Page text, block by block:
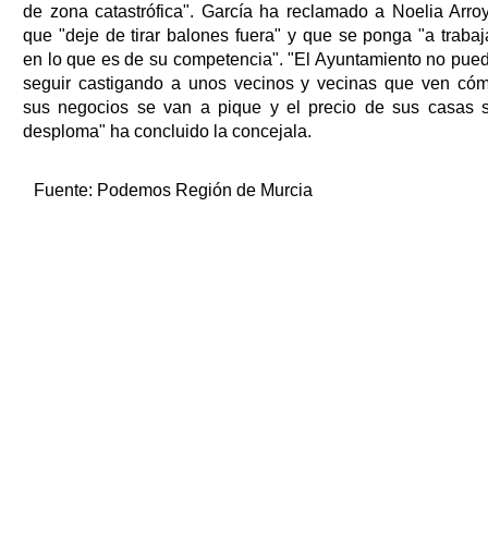
de zona catastrófica". García ha reclamado a Noelia
que "deje de tirar balones fuera" y que se ponga "a
en lo que es de su competencia". "El Ayuntamiento no
seguir castigando a unos vecinos y vecinas que ven
sus negocios se van a pique y el precio de sus casas
desploma" ha concluido la concejala.
Fuente: Podemos Región de Murcia